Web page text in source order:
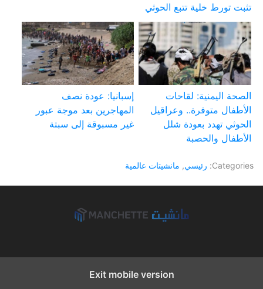
تثبت تورط خلية تتبع الحوثي
الصحة اليمنية: لقاحات
الأطفال متوفرة.. وعراقيل
الحوثي تهدد بعودة شلل
الأطفال والحصبة
إسبانيا: عودة نصف
المهاجرين بعد موجة عبور
غير مسبوقة إلى سبتة
Categories: رئيسي, مانشيتات عالمية
Exit mobile version